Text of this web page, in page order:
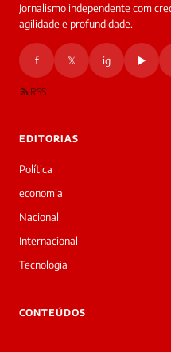
Oi!
Boa
noite!
a
Laura,
▷
Jornalismo independente com
agilidade e profundidade.
f 𝕏 ig ▶
RSS
EDITORIAS
Política
economia
Nacional
Internacional
Tecnologia
CONTEÚDOS